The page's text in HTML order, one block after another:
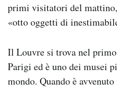
Regala il Post
Hai bisogno di aiuto?
Esci
primi visitatori del
«otto oggetti di
Il Louvre si trova nel
Parigi ed è uno dei musei
mondo. Quando è